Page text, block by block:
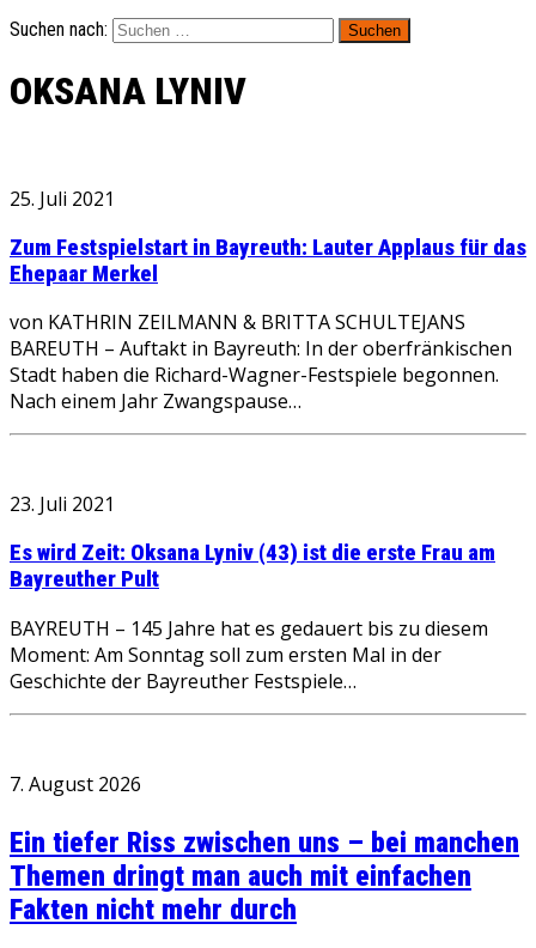
Suchen nach:
OKSANA LYNIV
25. Juli 2021
Zum Festspielstart in Bayreuth: Lauter Applaus für das
Ehepaar Merkel
von KATHRIN ZEILMANN & BRITTA SCHULTEJANS
BAREUTH – Auftakt in Bayreuth: In der oberfränkischen
Stadt haben die Richard-Wagner-Festspiele begonnen.
Nach einem Jahr Zwangspause…
23. Juli 2021
Es wird Zeit: Oksana Lyniv (43) ist die erste Frau am
Bayreuther Pult
BAYREUTH – 145 Jahre hat es gedauert bis zu diesem
Moment: Am Sonntag soll zum ersten Mal in der
Geschichte der Bayreuther Festspiele…
7. August 2026
Ein tiefer Riss zwischen uns – bei manchen
Themen dringt man auch mit einfachen
Fakten nicht mehr durch